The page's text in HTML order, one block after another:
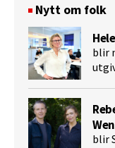
Nytt om folk
blir
blir